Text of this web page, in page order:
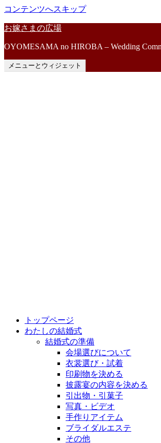
コンテンツへスキップ
お嫁さまの広場
OYOMESAMA no HIROBA – Wedding
メニューとウィジェット
トップページ
わたしの結婚式
結婚式の準備
会場選びについて
衣裳選び・試着
印刷物を決める
披露宴の内容を決める
引出物・引菓子
写真・ビデオ
手作りアイテム
ブライダルエステ
その他